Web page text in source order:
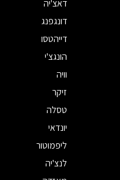
דאצ'יה
דונגפנג
דייהטסו
הונגצ'י
וויה
זיקר
טסלה
יונדאי
ליפמוטור
לנצ'יה